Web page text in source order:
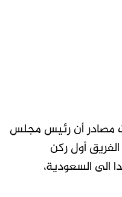
مصادر أن رئيس مجلس
أول ركن
الى السعودية،